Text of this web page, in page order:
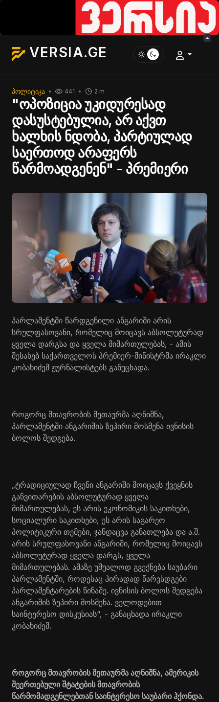
VERSIA.GE
ᲞᲝᲚᲘᲢᲘᲙᲐ 2 m
441
"ოპოზიცია უკიდურესად
დასუსტებულია, არ აქვთ
ხალხის ნდობა, პარტიულად
საერთოდ არაფერს
წარმოადგენენ" - პრემიერი
პარლამენტში წარდგენილი ანგარიში არის
სრულფასოვანი, რომელიც მოიცავს აბსოლუტურად
ყველა დარგსა და ყველა მიმართულებას, - ამის
შესახებ საქართველოს პრემიერ-მინისტრმა ირაკლი
კობახიძემ ჟურნალისტებს განუცხადა.
როგორც მთავრობის მეთაურმა აღნიშნა,
პარლამენტში ანგარიშის ზეპირი მოსმენა ივნისის
ბოლოს შედგება.
„ტრადიციულად ჩვენი ანგარიში მოიცავს ქვეყნის
განვითარების აბსოლუტურად ყველა
მიმართულებას, ეს არის ეკონომიკის საკითხები,
სოციალური საკითხები, ეს არის საგარეო
პოლიტიკური თემები, ჯანდაცვა განათლება და ა.შ.
არის სრულფასოვანი ანგარიში, რომელიც მოიცავს
აბსოლუტურად ყველა დარგს, ყველა
მიმართულებას. ამაზე უშუალოდ გვექნება საუბარი
პარლამენტში, როდესაც პირადად წარვსდგები
პარლამენტარების წინაშე. ივნისის ბოლოს შედგება
ანგარიშის ზეპირი მოსმენა. ველოდებით
საინტერესო დისკუსიას“, - განაცხადა ირაკლი
კობახიძემ.
როგორც მთავრობის მეთაურმა აღნიშნა, ამერიკის
შეერთებული შტატების მთავრობის
წარმომადგენლებთან საინტერესო საუბარი ჰქონდა.